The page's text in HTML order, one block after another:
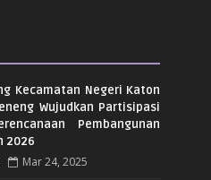
Kecamatan Negeri Katon
Wujudkan Partisipasi
Pembangunan
2026
Mar 24, 2025